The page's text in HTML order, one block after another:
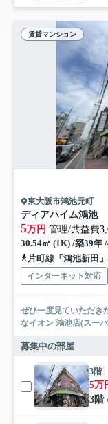
賃貸マンション
東大阪市鴻池元町
ディアハイム鴻池
5万円 管理/共益費
30.54㎡ (1K) /築39年
片町線「鴻池新田
インターネット対応
ぜひ一度見ていただき
なイオン 鴻池店(スー
募集中の部屋
3階
5万
3階